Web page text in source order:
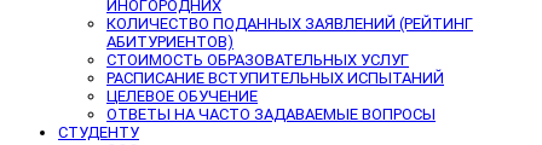
ИНОГОРОДНИХ
КОЛИЧЕСТВО ПОДАННЫХ ЗАЯВЛЕНИЙ (РЕЙТИНГ
АБИТУРИЕНТОВ)
СТОИМОСТЬ ОБРАЗОВАТЕЛЬНЫХ УСЛУГ
РАСПИСАНИЕ ВСТУПИТЕЛЬНЫХ ИСПЫТАНИЙ
ЦЕЛЕВОЕ ОБУЧЕНИЕ
ОТВЕТЫ НА ЧАСТО ЗАДАВАЕМЫЕ ВОПРОСЫ
СТУДЕНТУ